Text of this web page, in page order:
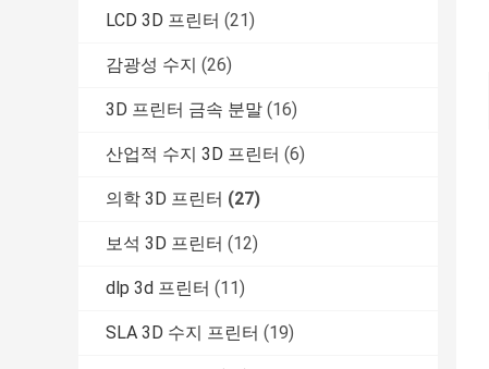
LCD 3D 프린터 (21)
감광성 수지 (26)
3D 프린터 금속 분말 (16)
산업적 수지 3D 프린터 (6)
의학 3D 프린터 (27)
보석 3D 프린터 (12)
dlp 3d 프린터 (11)
SLA 3D 수지 프린터 (19)